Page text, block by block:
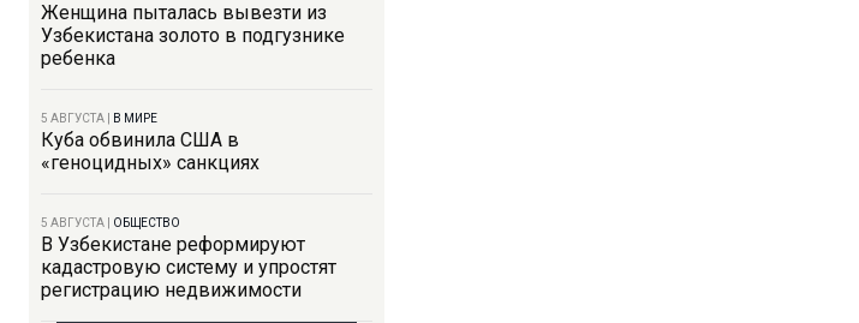
Женщина пыталась вывезти из
Узбекистана золото в подгузнике
ребенка
5 АВГУСТА В МИРЕ
Куба обвинила США в
«геноцидных» санкциях
5 АВГУСТА ОБЩЕСТВО
В Узбекистане реформируют
кадастровую систему и упростят
регистрацию недвижимости